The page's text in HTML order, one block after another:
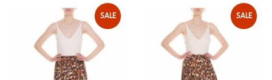
SALE SALE